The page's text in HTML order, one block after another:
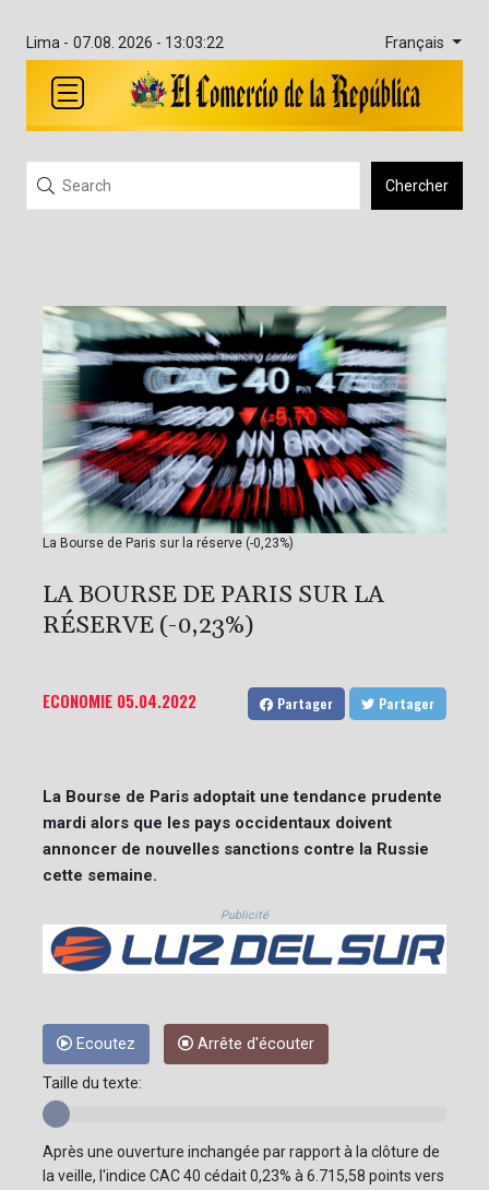
Lima - 07.08. 2026 - 13:03:22 Français
Chercher
La Bourse de Paris sur la réserve (-0,23%)
LA BOURSE DE PARIS SUR LA
RÉSERVE (-0,23%)
ECONOMIE 05.04.2022 Partager Partager
La Bourse de Paris adoptait une tendance prudente
mardi alors que les pays occidentaux doivent
annoncer de nouvelles sanctions contre la Russie
cette semaine.
Publicité
Ecoutez Arrête d'écouter
Taille du texte:
Après une ouverture inchangée par rapport à la clôture de
la veille, l'indice CAC 40 cédait 0,23% à 6.715,58 points vers